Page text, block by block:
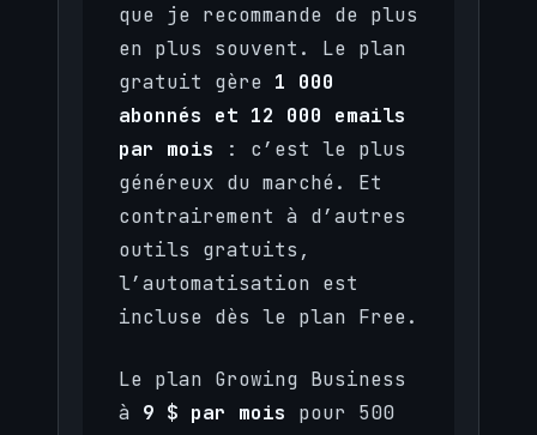
que je recommande de plus
en plus souvent. Le plan
gratuit gère 1 000
abonnés et 12 000 emails
par mois : c’est le plus
généreux du marché. Et
contrairement à d’autres
outils gratuits,
l’automatisation est
incluse dès le plan Free.
Le plan Growing Business
à 9 $ par mois pour 500